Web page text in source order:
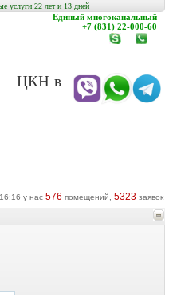
услуги 22 лет и 13 дней
в
Единый многоканальный
+7 (831) 22-000-60
www.c-
у нас 576 помещений, 5323 заявок